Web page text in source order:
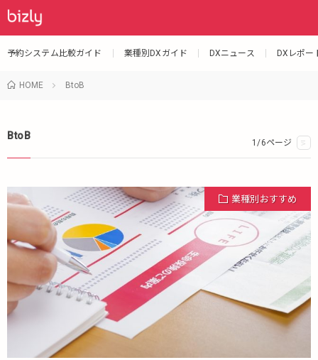
予約システム比較ガイド 業種別DXガイド DXニュース DXレポー
HOME BtoB
BtoB
1/6ページ >
業種別おすすめ